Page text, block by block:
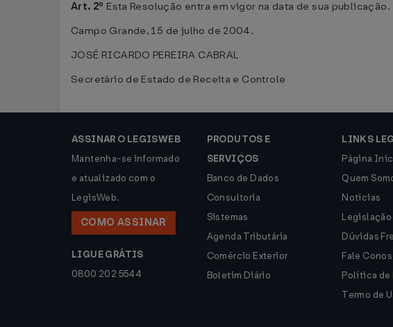
Art. 2º Esta Resolução entra em vigor na data de sua publicação.
Campo Grande, 15 de julho de 2004.
JOSÉ RICARDO PEREIRA CABRAL
Secretário de Estado de Receita e Controle
ASSINAR O LEGISWEB
Mantenha-se informado
e atualizado com o
LegisWeb.
COMO ASSINAR
LIGUE GRÁTIS
0800 202 5544
PRODUTOS E
SERVIÇOS
Banco de Dados
Consultoria
Sistemas
Agenda Tributária
Comércio Exterior
Boletim Diário
LINKS
Página
Quem
Notícias
Legislação
Dúvidas
Fale
Política de
Termo de